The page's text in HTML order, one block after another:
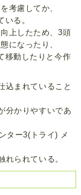
考慮してか、
る。
上したため、3頭
になったり、
移動したりと今作
込まれていること
分かりやすいであ
ター3(トライ) メ
れられている。